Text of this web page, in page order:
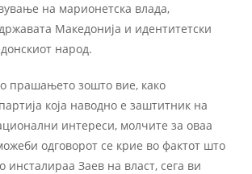
на марионетска влада,
Македонија и идентитетски
народ.
прашањето зошто вие, како
која наводно е заштитник на
интереси, молчите за оваа
одговорот се крие во фактот што
инсталираа Заев на власт, сега ви